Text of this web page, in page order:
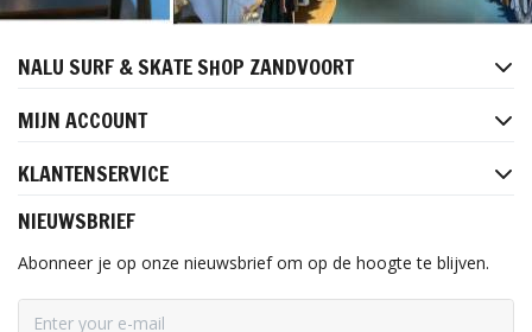
NALU SURF & SKATE SHOP ZANDVOORT
MIJN ACCOUNT
KLANTENSERVICE
NIEUWSBRIEF
Abonneer je op onze nieuwsbrief om op de hoogte te blijven.